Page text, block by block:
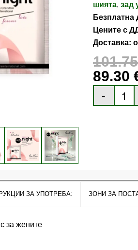
шията, зад
Безплатна
Цените с
Доставка:
89.30
ЗА УПОТРЕБА: ЗОНИ ЗА
за жените